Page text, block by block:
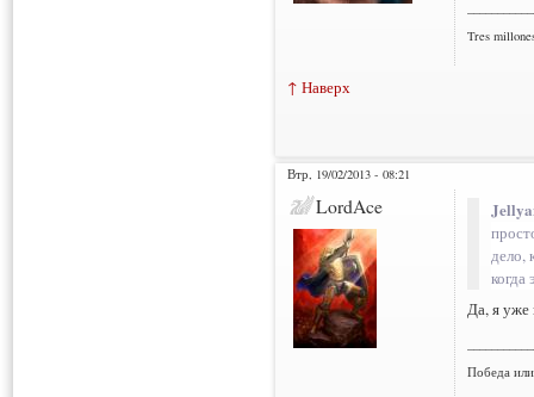
Tres
↑ Наверх
Втр, 19/02/2013 - 08:21
LordAce
дело,
когда
Да, я уже
Победа